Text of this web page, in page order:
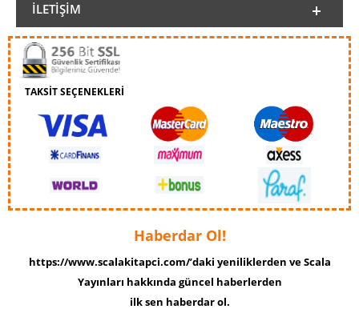
İLETIŞIM
TAKSİT SEÇENEKLERİ
Haberdar Ol!
https://www.scalakitapci.com/’daki yeniliklerden ve Scala
Yayınları hakkında güncel haberlerden
ilk sen haberdar ol.